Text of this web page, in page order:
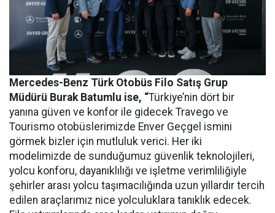
Mercedes-Benz Türk Otobüs Filo Satış Grup
Müdürü Burak Batumlu ise, “Türkiye’nin dört bir
yanına güven ve konfor ile gidecek Travego ve
Tourismo otobüslerimizde Enver Geçgel ismini
görmek bizler için mutluluk verici. Her iki
modelimizde de sunduğumuz güvenlik teknolojileri,
yolcu konforu, dayanıklılığı ve işletme verimliliğiyle
şehirler arası yolcu taşımacılığında uzun yıllardır tercih
edilen araçlarımız nice yolculuklara tanıklık edecek.